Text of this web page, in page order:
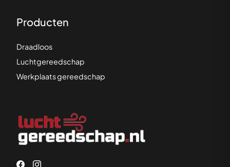
Producten
Draadloos
Luchtgereedschap
Werkplaats gereedschap